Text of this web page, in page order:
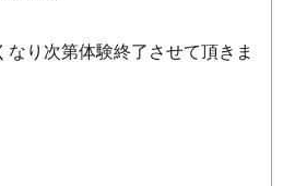
なり次第体験終了させて頂きま